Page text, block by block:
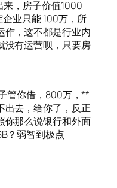
，房子价值1000
业只能 100万，所
作，这不都是行业内
没有运营呗，只要房
管你借，800万，**
出去，给你了，反正
你那么说银行和外面
？弱智到极点